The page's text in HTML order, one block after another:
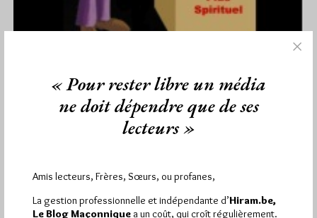
L’humour maçonnique une thérapie?
Maître…
Dans Humour 2 commentaires
« Pour rester libre un média
ne doit dépendre que de ses
lecteurs »
Amis lecteurs, Frères, Sœurs, ou profanes,
La gestion professionnelle et indépendante d’Hiram.be,
Le Blog Maçonnique a un coût, qui croît régulièrement.